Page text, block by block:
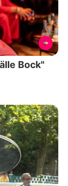
Bock"